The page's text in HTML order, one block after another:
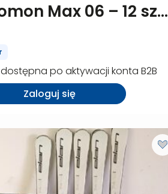
Max 06 – 12 szt.
po aktywacji konta B2B
Zaloguj się